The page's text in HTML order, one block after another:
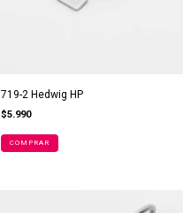
719-2 Hedwig HP
$5.990